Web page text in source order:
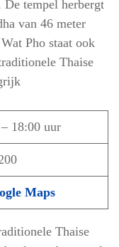
De tempel herbergt
van 46 meter
Pho staat ook
Thaise
18:00 uur
Maps
Thaise